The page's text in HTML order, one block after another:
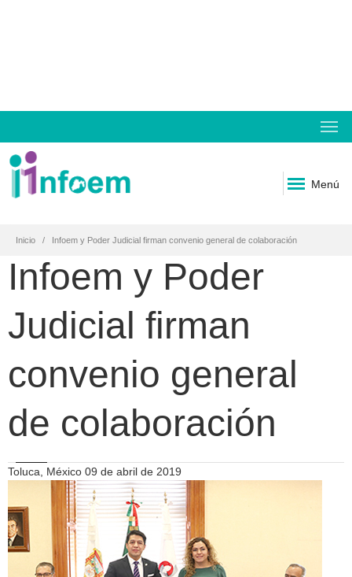
Menú
Inicio Infoem y Poder Judicial firman convenio general de colaboración
Infoem y Poder
Judicial firman
convenio general
de colaboración
Toluca, México 09 de abril de 2019